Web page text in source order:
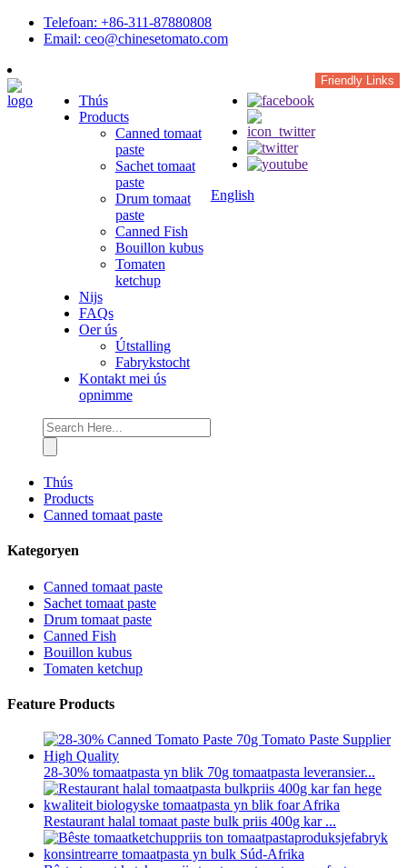
Telefoan: +86-311-87880808
Email: ceo@chinesetomato.com
Friendly Links
Thús
Products
Canned tomaat
paste
Sachet tomaat
paste
Drum tomaat
paste
Canned Fish
Bouillon kubus
Tomaten
ketchup
Nijs
FAQs
Oer ús
Útstalling
Fabrykstocht
Kontakt mei ús
opnimme
English
Thús
Products
Canned tomaat paste
Kategoryen
Canned tomaat paste
Sachet tomaat paste
Drum tomaat paste
Canned Fish
Bouillon kubus
Tomaten ketchup
Feature Products
28-30% tomaatpasta yn blik 70g tomaatpasta leveransier...
Restaurant halal tomaat paste bulk priis 400g kar ...